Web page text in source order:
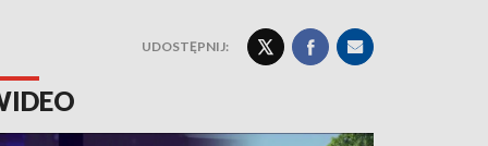
UDOSTĘPNIJ: